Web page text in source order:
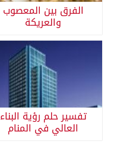
الفرق بين المعصوب
والعريكة
تفسير حلم رؤية البناء
العالي في المنام